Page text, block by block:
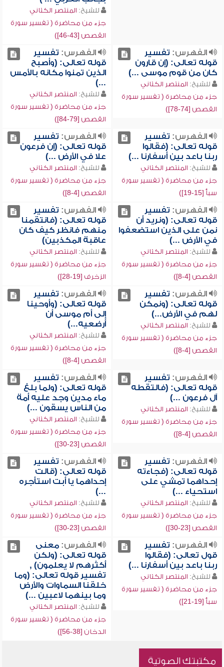
للشيخ: المنتصر الكتاني
جزء من محاضرة ( تفسير سورة
القصص [43-46])
الفهرس: تفسير
قوله تعالى: (إن قارون
كان من قوم موسى ...)
للشيخ: المنتصر الكتاني
جزء من محاضرة ( تفسير سورة
القصص [74-78])
الفهرس: تفسير
قوله تعالى: (وأصبح
الذين تمنوا مكانه بالأمس
...)
للشيخ: المنتصر الكتاني
جزء من محاضرة ( تفسير سورة
القصص [79-84])
الفهرس: تفسير
قوله تعالى: (فقالوا
ربنا باعد بين أسفارنا ...)
للشيخ: المنتصر الكتاني
جزء من محاضرة ( تفسير سورة
سبأ [15-19])
الفهرس: تفسير
قوله تعالى: (إن فرعون
علا في الأرض ...)
للشيخ: المنتصر الكتاني
جزء من محاضرة ( تفسير سورة
القصص [4-8])
الفهرس: تفسير
قوله تعالى: (ونريد أن
نمن على الذين استضعفوا
في الأرض ...)
للشيخ: المنتصر الكتاني
جزء من محاضرة ( تفسير سورة
القصص [4-8])
الفهرس: تفسير
قوله تعالى: (فانتقمنا
منهم فانظر كيف كان
عاقبة المكذبين)
للشيخ: المنتصر الكتاني
جزء من محاضرة ( تفسير سورة
الزخرف [19-28])
الفهرس: تفسير
قوله تعالى: (ونمكن
لهم في الأرض...)
للشيخ: المنتصر الكتاني
جزء من محاضرة ( تفسير سورة
القصص [4-8])
الفهرس: تفسير
قوله تعالى: (وأوحينا
إلى أم موسى أن
أرضعيه...)
للشيخ: المنتصر الكتاني
جزء من محاضرة ( تفسير سورة
القصص [4-8])
الفهرس: تفسير
قوله تعالى: (فالتقطه
آل فرعون ...)
للشيخ: المنتصر الكتاني
جزء من محاضرة ( تفسير سورة
القصص [4-8])
الفهرس: تفسير
قوله تعالى: (ولما بلغ
ماء مدين وجد عليه أمة
من الناس يسقون ...)
للشيخ: المنتصر الكتاني
جزء من محاضرة ( تفسير سورة
القصص [23-30])
الفهرس: تفسير
قوله تعالى: (فجاءته
إحداهما تمشي على
استحياء ...)
للشيخ: المنتصر الكتاني
جزء من محاضرة ( تفسير سورة
القصص [23-30])
الفهرس: تفسير
قوله تعالى: (قالت
إحداهما يا أبت استأجره
...)
للشيخ: المنتصر الكتاني
جزء من محاضرة ( تفسير سورة
القصص [23-30])
الفهرس: تفسير
قول تعالى: (فقالوا
ربنا باعد بين أسفارنا ...)
للشيخ: المنتصر الكتاني
جزء من محاضرة ( تفسير سورة
سبأ [19-21])
الفهرس:معنى
قوله تعالى: (ولكن
أكثرهم لا يعلمون) ,
تفسير قوله تعالى: (وما
خلقنا السماوات والأرض
وما بينهما لاعبين ...)
للشيخ: المنتصر الكتاني
جزء من محاضرة ( تفسير سورة
الدخان [38-56])
مكتبتك الصوتية